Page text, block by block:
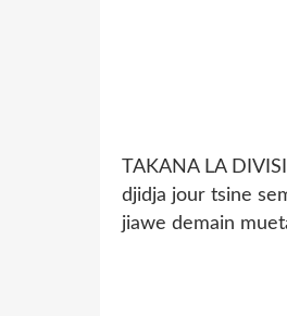
TAKANA LA
djidja jour tsine
jiawe demain